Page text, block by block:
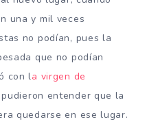
una y mil veces
no podían, pues la
que no podían
con la virgen de
entender que la
quedarse en ese lugar.